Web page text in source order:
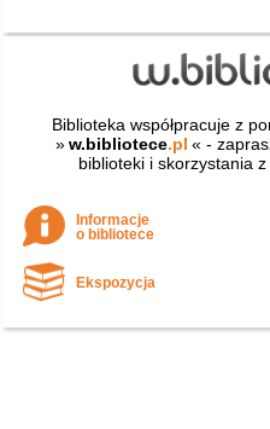
Biblioteka współpracuje z
» w.bibliotece.pl « -
biblioteki i skorzystania
Informacje
o bibliotece
Ekspozycja